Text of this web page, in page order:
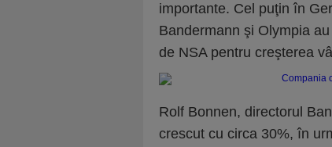
importante. Cel puţin în
Bandermann şi Olympia
de NSA pentru creşterea
Rolf Bonnen, directorul
crescut cu circa 30%, în